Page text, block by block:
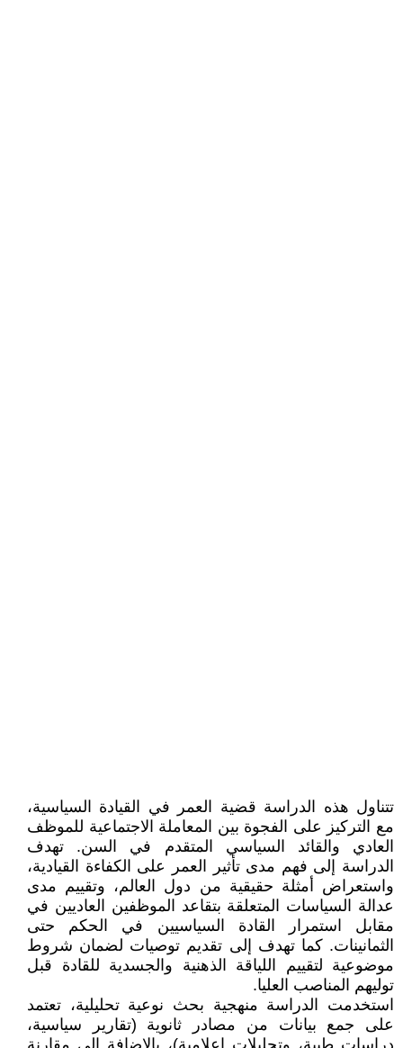
تتناول هذه الدراسة قضية العمر في القيادة السياسية،
مع التركيز على الفجوة بين المعاملة الاجتماعية للموظف
العادي والقائد السياسي المتقدم في السن. تهدف
الدراسة إلى فهم مدى تأثير العمر على الكفاءة القيادية،
واستعراض أمثلة حقيقية من دول العالم، وتقييم مدى
عدالة السياسات المتعلقة بتقاعد الموظفين العاديين في
مقابل استمرار القادة السياسيين في الحكم حتى
الثمانينات. كما تهدف إلى تقديم توصيات لضمان شروط
موضوعية لتقييم اللياقة الذهنية والجسدية للقادة قبل
توليهم المناصب العليا.
استخدمت الدراسة منهجية بحث نوعية تحليلية، تعتمد
على جمع بيانات من مصادر ثانوية (تقارير سياسية،